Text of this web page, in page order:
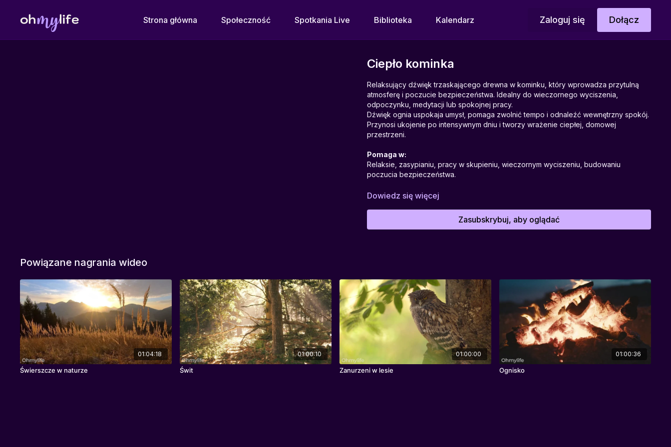
Strona główna Społeczność Spotkania Live Biblioteka Kalendarz Zaloguj się Dołącz
Ciepło kominka
Relaksujący dźwięk trzaskającego drewna w kominku, który wprowadza przytulną
atmosferę i poczucie bezpieczeństwa. Idealny do wieczornego wyciszenia,
odpoczynku, medytacji lub spokojnej pracy.
Dźwięk ognia uspokaja umysł, pomaga zwolnić tempo i odnaleźć wewnętrzny spokój.
Przynosi ukojenie po intensywnym dniu i tworzy wrażenie ciepłej, domowej
przestrzeni.
Pomaga w:
Relaksie, zasypianiu, pracy w skupieniu, wieczornym wyciszeniu, budowaniu
poczucia bezpieczeństwa.
Idealny do:
Dowiedz się więcej
Zasubskrybuj, aby oglądać
Powiązane nagrania wideo
01:04:18
Świerszcze w naturze
01:00:10
Świt
01:00:00
Zanurzeni w lesie
01:00:36
Ognisko